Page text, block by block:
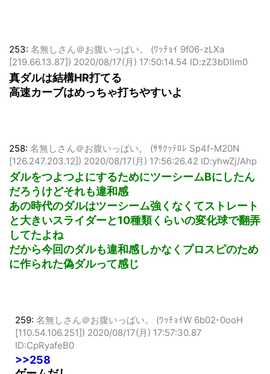
253: 名無しさん＠お腹いっぱい。 (ﾜｯﾁｮｲ 9f06-zLXa
[219.66.13.87]) 2020/08/17(月) 17:50:14.54 ID:zZ3bDIIm0
真ダルは結構HR打てる
高速カーブはめっちゃ打ちやすいよ
258: 名無しさん＠お腹いっぱい。 (ｻｻｸｯﾃﾛﾚ Sp4f-M20N
[126.247.203.12]) 2020/08/17(月) 17:56:26.42 ID:yhwZj/Ahp
ダルをつよつよにするためにツーシームBにしたん
だろうけどそれも違和感
あの時代のダルはツーシーム強くなくてストレート
と大きいスライダーと10種類くらいの変化球で翻弄
してたよね
だから今回のダルも違和感しかなくプロスピのため
に作られた偽ダルって感じ
259: 名無しさん＠お腹いっぱい。 (ﾜｯﾁｮｲW 6b02-0ooH
[110.54.106.251]) 2020/08/17(月) 17:57:30.87
ID:CpRyafeB0
>>258